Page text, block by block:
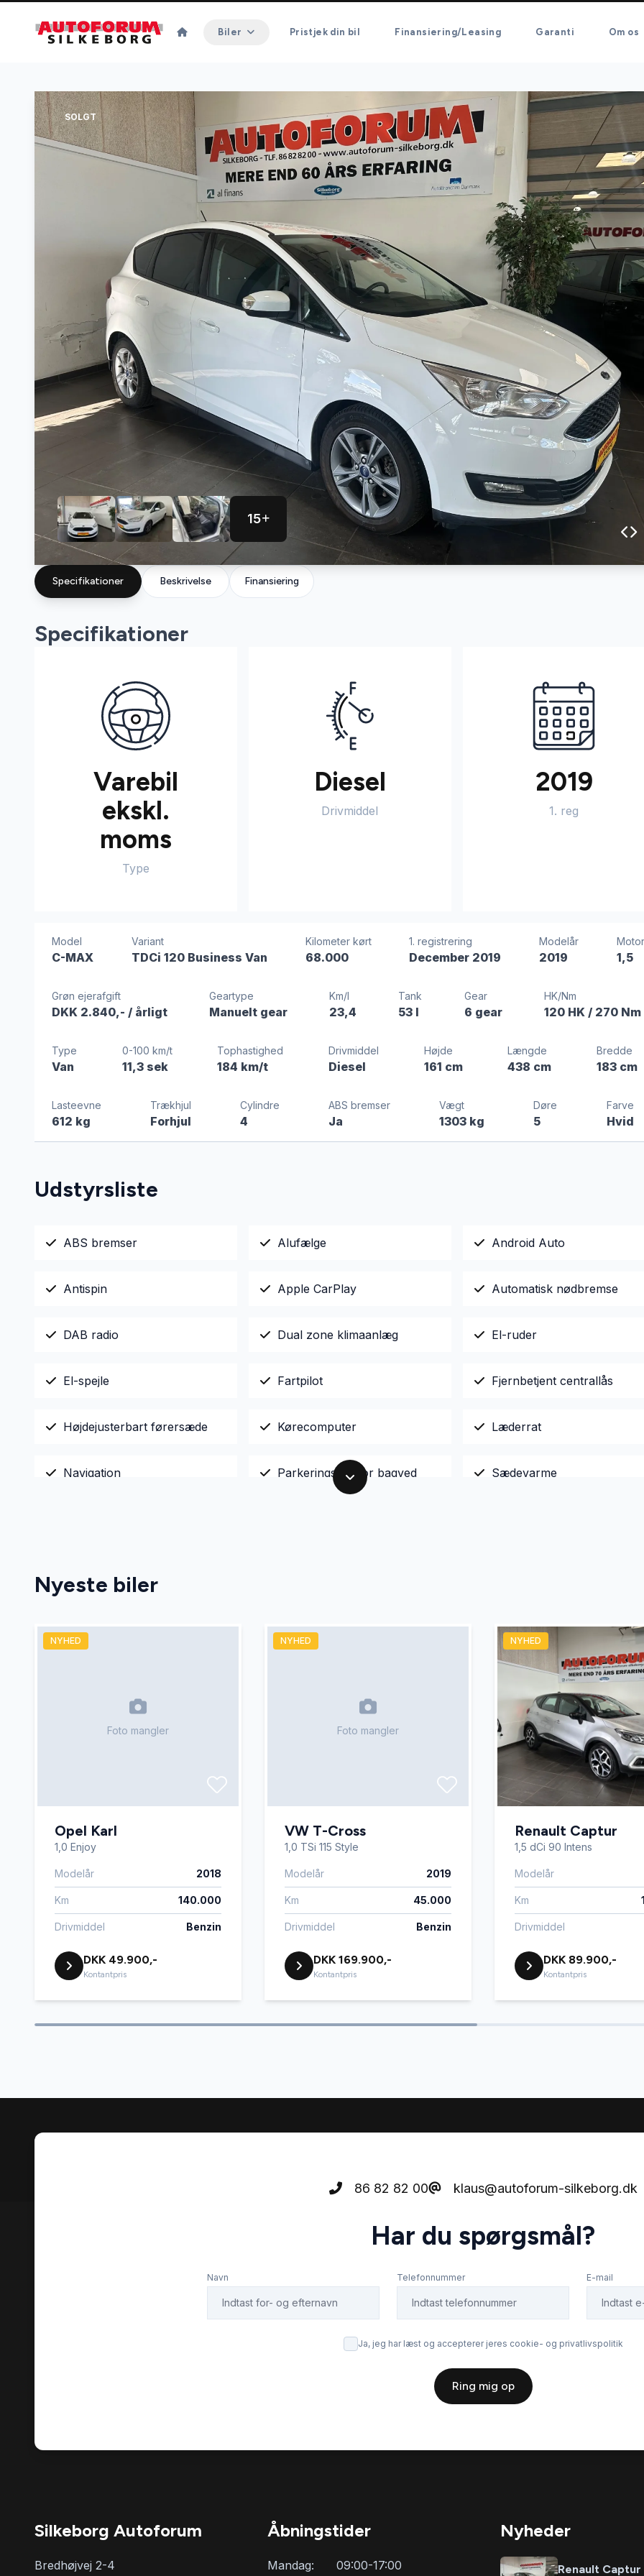
Biler Pristjek din bil Finansiering/Leasing Garanti Om os
SOLGT
15
Specifikationer Beskrivelse Finansiering
Specifikationer
Varebil
ekskl.
moms
Type
Diesel
Drivmiddel
2019
1. reg
Model
C-MAX
Variant
TDCi 120 Business Van
Kilometer kørt
68.000
1. registrering
December 2019
Modelår
2019
Motor
1,5
Grøn ejerafgift
DKK 2.840,- / årligt
Geartype
Manuelt gear
Km/l
23,4
Tank
53 l
Gear
6 gear
HK/Nm
120 HK / 270 Nm
Type
Van
0-100 km/t
11,3 sek
Tophastighed
184 km/t
Drivmiddel
Diesel
Højde
161 cm
Længde
438 cm
Bredde
183 cm
Lasteevne
612 kg
Trækhjul
Forhjul
Cylindre
4
ABS bremser
Ja
Vægt
1303 kg
Døre
5
Farve
Hvid
Udstyrsliste
ABS bremser Alufælge Android Auto
Antispin Apple CarPlay Automatisk nødbremse
DAB radio Dual zone klimaanlæg El-ruder
El-spejle Fartpilot Fjernbetjent centrallås
Højdejusterbart førersæde Kørecomputer Læderrat
Navigation Parkeringssensor bagved Sædevarme
Nyeste biler
NYHED
Foto mangler
Opel Karl
1,0 Enjoy
Modelår 2018
Km 140.000
Drivmiddel Benzin
DKK 49.900,-
Kontantpris
NYHED
Foto mangler
VW T-Cross
1,0 TSi 115 Style
Modelår 2019
Km 45.000
Drivmiddel Benzin
DKK 169.900,-
Kontantpris
NYHED
Renault Captur
1,5 dCi 90 Intens
Modelår
Km
Drivmiddel
DKK 89.900,-
Kontantpris
86 82 82 00 klaus@autoforum-silkeborg.dk
Har du spørgsmål?
Navn Telefonnummer E-mail
Ja, jeg har læst og accepterer jeres cookie- og privatlivspolitik
Ring mig op
Silkeborg Autoforum
Bredhøjvej 2-4
Åbningstider
Mandag:
09:00-17:00
Nyheder
Renault Captur